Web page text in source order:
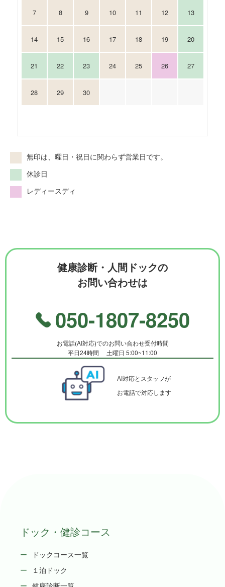
7 8 9 10 11 12 13
14 15 16 17 18 19 20
21 22 23 24 25 26 27
28 29 30
無印は、曜日・祝日に関わらず営業日です。
休診日
レディースディ
健康診断・人間ドックの
お問い合わせは
050-1807-8250
お電話(AI対応)でのお問い合わせ受付時間
平日24時間 土曜日 5:00~11:00
AI対応とスタッフが
お電話で対応します
ドック・健診コース
ドックコース一覧
１泊ドック